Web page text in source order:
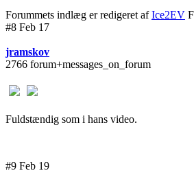
Forummets indlæg er redigeret afIce2EV
#8 Feb 17
jramskov
2766 forum+messages_on_forum
Fuldstændig som i hans video.
#9 Feb 19